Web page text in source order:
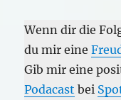
Wenn dir die
du mir eine
Gib mir eine
Podacast bei